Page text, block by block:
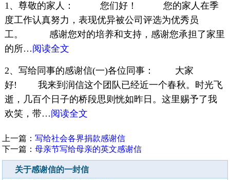
1、尊敬的家人： 您们好！ 您的家人在季
度工作认真努力，表现优异被公司评选为优秀员
工。 感谢您对的培养和支持，感谢您承担了家里
的所…阅读全文
2、写给同事的感谢信(一)各位同事： 大家
好! 我来到润信这个团队已经近一个春秋。时光飞
逝，几百个日子的桥段思则恍如昨日。这里赐予了我
欢笑，带…阅读全文
上一篇：写给社会各界捐款感谢信
下一篇：母亲节写给母亲的英文感谢信
关于感谢信的一封信